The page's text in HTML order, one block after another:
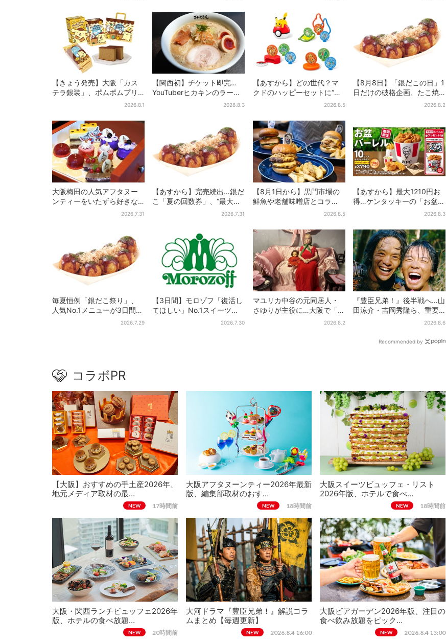
【きょう発売】大阪「カス
テラ銀装」、ポムポムプリ
ンと初コラボ 紙袋まで限
2026.8.1
【関西初】チケット即完…
YouTuberヒカキンのラーメ
ン店「みそきん」が大阪上
2026.8.3
【あすから】どの世代？マ
クドのハッピーセットに“ポ
ケモンおもちゃ”、歴代30匹
2026.8.5
【8月8日】「銀だこの日」1
日だけの破格企画、たこ焼
き1舟が88円に…先着88名2026.8.2
大阪梅田の人気アフタヌー
ンティーをいたずら好きな
「リトルミイ」がジャッ2026.7.31
【あすから】完売続出…銀だ
こ「夏の回数券」、“最大
2811円”お得に！数量限定で
2026.7.31
【8月1日から】黒門市場の
鮮魚や老舗味噌店とコラ
ボ、大阪・なんばのホテル
2026.8.5
【あすから】最大1210円お
得…ケンタッキーの「お盆パ
ック」、2週間だけ！数量限
2026.8.3
毎夏恒例「銀だこ祭り」、
人気No.1メニューが3日間だ
2026.7.29
【3日間】モロゾフ「復活し
てほしい」No.1スイーツ、2
万3865票から選ばれた名作
2026.7.30
マユリカ中谷の元同居人・
さゆりが主役に…大阪で「呪
物展」開催、コンセプト2026.8.2
『豊臣兄弟！』後半戦へ…山
田涼介・吉岡秀隆ら、重要
人物のビジュアル解禁で2026.8.6
Recommended by
コラボPR
【大阪】おすすめの手土産2026年、
地元メディア取材の最…
NEW 17時間前
大阪アフタヌーンティー2026年最新
版、編集部取材のおす…
NEW 18時間前
大阪スイーツビュッフェ・リスト
2026年版、ホテルで食べ…
NEW 18時間前
大阪・関西ランチビュッフェ2026年
版、ホテルの食べ放題…
NEW 20時間前
大河ドラマ『豊臣兄弟！』解説コラ
ムまとめ【毎週更新】
NEW 2026.8.4 16:00
大阪ビアガーデン2026年版、注目の
食べ飲み放題をピック…
NEW 2026.8.4 13:00